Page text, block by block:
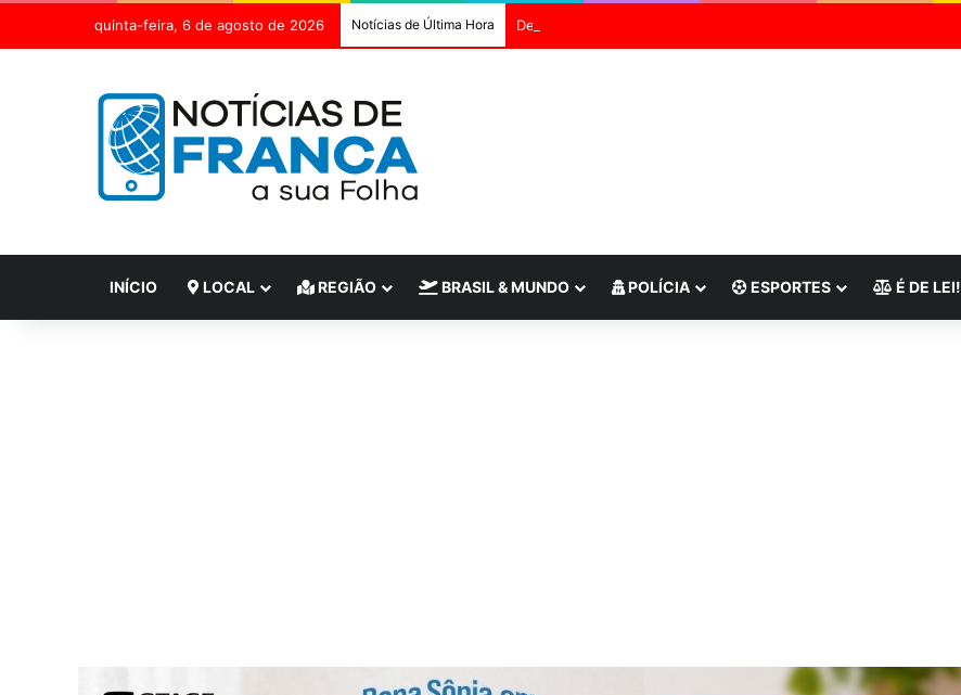
quinta-feira, 6 de agosto de 2026 Notícias de Última Hora Defesa Civil do Rio envia alerta severo para ventos fortes
INÍCIO LOCAL REGIÃO BRASIL & MUNDO POLÍCIA ESPORTES É DE LEI!